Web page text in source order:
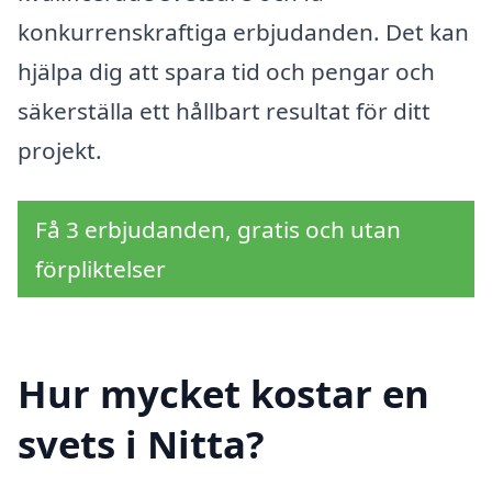
konkurrenskraftiga erbjudanden. Det kan
hjälpa dig att spara tid och pengar och
säkerställa ett hållbart resultat för ditt
projekt.
Få 3 erbjudanden, gratis och utan
förpliktelser
Hur mycket kostar en
svets i Nitta?